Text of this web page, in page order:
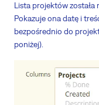
Lista projektów
Pokazuje ona datę i
bezpośrednio do
poniżej).